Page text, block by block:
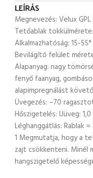
LEÍRÁS
Megnevezés: Velux
Tetőablak
Alkalmazhatóság: 15-
Bevilágító felület
Alapanyag: nagy
fenyő faanyag,
alapimpregnálást
Üvegezés: –70
Hőszigetelés: Uüveg:
Léghanggátlás: Rablak =
1 Megmutatja, hogy a
zajt csökkenteni. Minél
hangszigetelő